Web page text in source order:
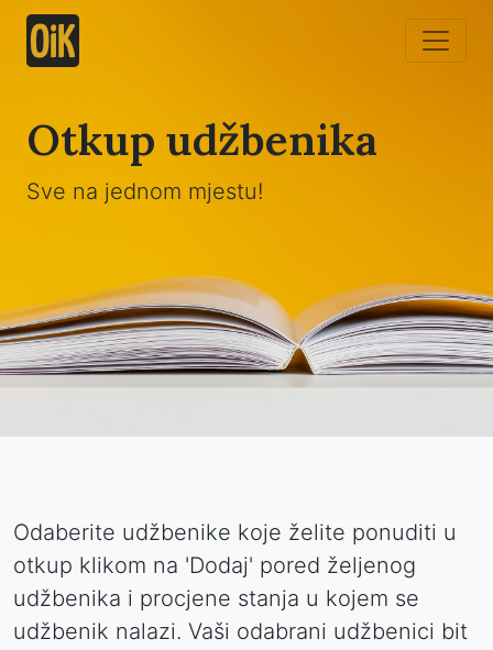
Otkup udžbenika
Sve na jednom mjestu!
Odaberite udžbenike koje želite ponuditi u
otkup klikom na 'Dodaj' pored željenog
udžbenika i procjene stanja u kojem se
udžbenik nalazi. Vaši odabrani udžbenici bit